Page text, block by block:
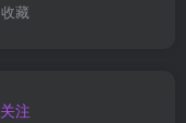
收藏
关注